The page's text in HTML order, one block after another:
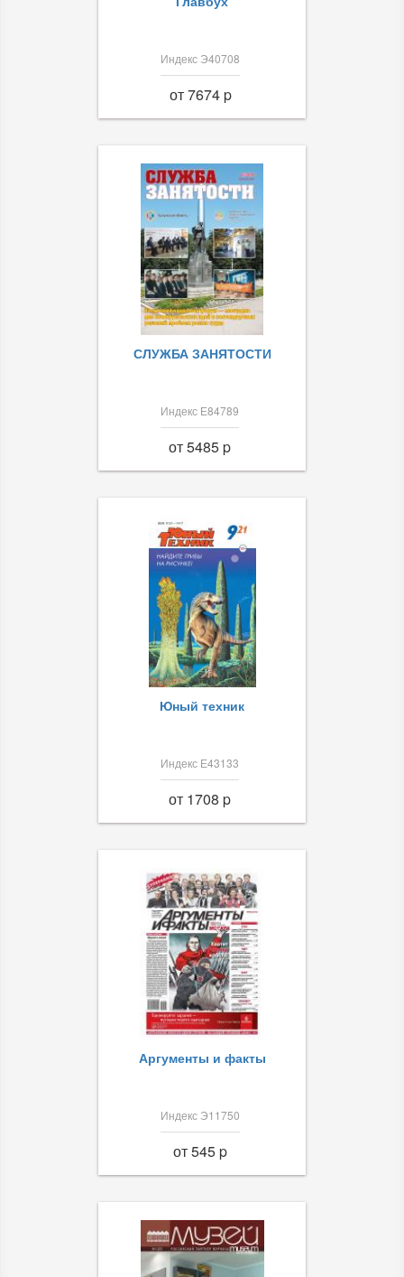
Индекс Э40708
от 7674 p
СЛУЖБА ЗАНЯТОСТИ
Индекс Е84789
от 5485 p
Юный техник
Индекс Е43133
от 1708 p
Аргументы и факты
Индекс Э11750
от 545 p